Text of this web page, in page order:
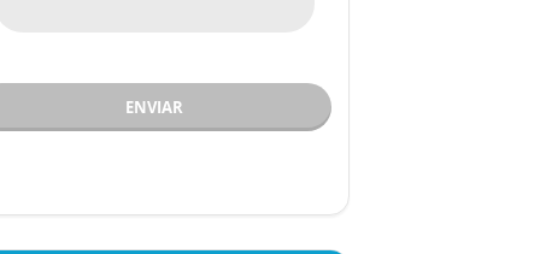
ENVIAR